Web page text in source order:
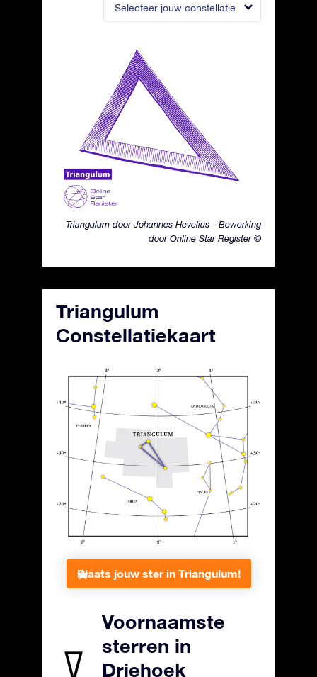
Selecteer jouw constellatie
Triangulum door Johannes Hevelius - Bewerking
door Online Star Register ©
Triangulum
Constellatiekaart
Plaats jouw ster in Triangulum!
Voornaamste
sterren in
Driehoek